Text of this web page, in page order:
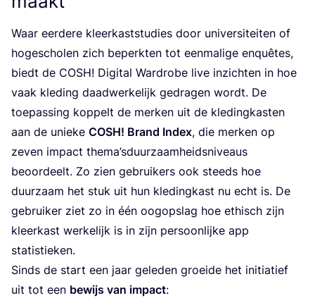
Waar eer­de­re kleer­kast­stu­dies door uni­ver­si­tei­ten of
hoge­scho­len zich beperk­ten tot een­ma­li­ge enquê­tes,
biedt de COSH! Digi­tal Ward­ro­be live inzich­ten in hoe
vaak kle­ding daad­wer­ke­lijk gedra­gen wordt. De
toe­pas­sing kop­pelt de mer­ken uit de kle­ding­kas­ten
aan de unie­ke COSH! Brand Index, die mer­ken op
zeven impact thema’sduurzaamheidsniveaus
beoor­deelt. Zo zien gebrui­kers ook steeds hoe
duur­zaam het stuk uit hun kle­ding­kast nu echt is. De
gebrui­ker ziet zo in één oog­op­slag hoe ethisch zijn
kleer­kast wer­ke­lijk is in zijn per­soon­lij­ke app
statistieken.
Sinds de start een jaar gele­den groei­de het ini­ti­a­tief
uit tot een bewijs van impact: